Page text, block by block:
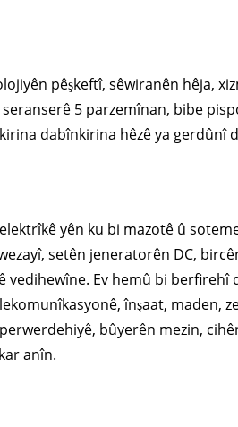
pêşkeftî, sêwiranên hêja,
5 parzemînan, bibe
dabînkirina hêzê ya gerdûnî
yên ku bi mazotê û
setên jeneratorên DC,
Ev hemû bi berfirehî
înşaat, maden,
bûyerên mezin,
anîn.